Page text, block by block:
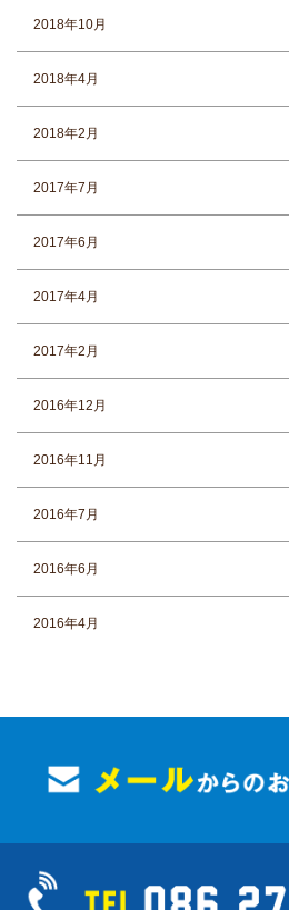
2018年10月
2018年4月
2018年2月
2017年7月
2017年6月
2017年4月
2017年2月
2016年12月
2016年11月
2016年7月
2016年6月
2016年4月